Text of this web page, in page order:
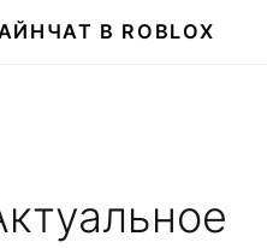
ЧАТ В ROBLOX